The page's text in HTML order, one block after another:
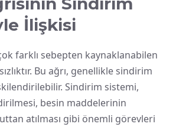
İlişkisi
farklı sebepten kaynaklanabilen
Bu ağrı, genellikle sindirim
Sindirim sistemi,
besin maddelerinin
atılması gibi önemli görevleri